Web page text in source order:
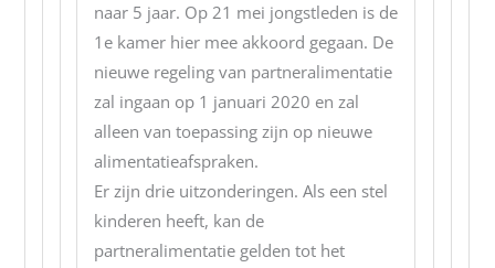
naar 5 jaar. Op 21 mei jongstleden is de
1e kamer hier mee akkoord gegaan. De
nieuwe regeling van partneralimentatie
zal ingaan op 1 januari 2020 en zal
alleen van toepassing zijn op nieuwe
alimentatieafspraken.
Er zijn drie uitzonderingen. Als een stel
kinderen heeft, kan de
partneralimentatie gelden tot het